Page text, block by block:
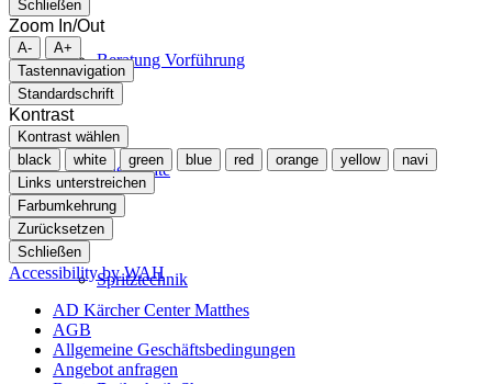
Beratung Vorführung
Mietgeräte
Spritztechnik
Schließen
Zoom In/Out
A-
A+
Tastennavigation
Standardschrift
Kontrast
Kontrast wählen
black
white green blue red orange yellow
navi
Links unterstreichen
Farbumkehrung
Zurücksetzen
Schließen
Accessibility by WAH
AD Kärcher Center Matthes
AGB
Allgemeine Geschäftsbedingungen
Angebot anfragen